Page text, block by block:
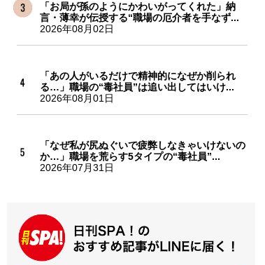
「お局が孫のようにかわいがってくれた」納
言・薄幸が伝授する“職場の厄介者を手なず...
2026年08月02日
「あの人がいるだけで精神的になぜか削られ
る…」職場の“毒社員”は追い出してはいけ...
2026年08月01日
「なぜ私が尻ぬぐいで疲弊しなきゃいけないの
か…」職場を荒らす5タイプの“毒社員”...
2026年07月31日